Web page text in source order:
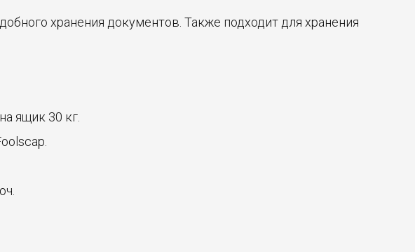
хранения документов. Также подходит для хранения
ящик 30 кг.